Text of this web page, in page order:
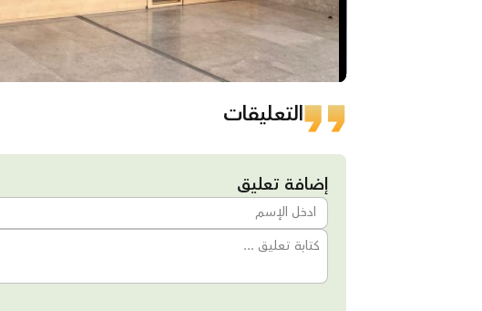
التعليقات
إضافة تعليق